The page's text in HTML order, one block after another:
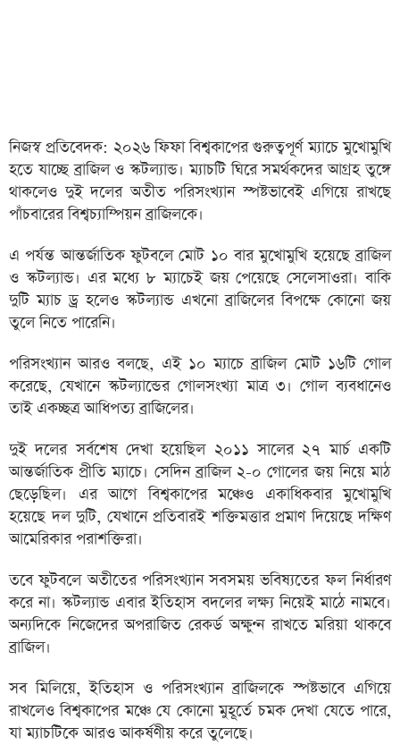
নিজস্ব প্রতিবেদক: ২০২৬ ফিফা বিশ্বকাপের গুরুত্বপূর্ণ ম্যাচে মুখোমুখি
হতে যাচ্ছে ব্রাজিল ও স্কটল্যান্ড। ম্যাচটি ঘিরে সমর্থকদের আগ্রহ তুঙ্গে
থাকলেও দুই দলের অতীত পরিসংখ্যান স্পষ্টভাবেই এগিয়ে রাখছে
পাঁচবারের বিশ্বচ্যাম্পিয়ন ব্রাজিলকে।
এ পর্যন্ত আন্তর্জাতিক ফুটবলে মোট ১০ বার মুখোমুখি হয়েছে ব্রাজিল
ও স্কটল্যান্ড। এর মধ্যে ৮ ম্যাচেই জয় পেয়েছে সেলেসাওরা। বাকি
দুটি ম্যাচ ড্র হলেও স্কটল্যান্ড এখনো ব্রাজিলের বিপক্ষে কোনো জয়
তুলে নিতে পারেনি।
পরিসংখ্যান আরও বলছে, এই ১০ ম্যাচে ব্রাজিল মোট ১৬টি গোল
করেছে, যেখানে স্কটল্যান্ডের গোলসংখ্যা মাত্র ৩। গোল ব্যবধানেও
তাই একচ্ছত্র আধিপত্য ব্রাজিলের।
দুই দলের সর্বশেষ দেখা হয়েছিল ২০১১ সালের ২৭ মার্চ একটি
আন্তর্জাতিক প্রীতি ম্যাচে। সেদিন ব্রাজিল ২-০ গোলের জয় নিয়ে মাঠ
ছেড়েছিল। এর আগে বিশ্বকাপের মঞ্চেও একাধিকবার মুখোমুখি
হয়েছে দল দুটি, যেখানে প্রতিবারই শক্তিমত্তার প্রমাণ দিয়েছে দক্ষিণ
আমেরিকার পরাশক্তিরা।
তবে ফুটবলে অতীতের পরিসংখ্যান সবসময় ভবিষ্যতের ফল নির্ধারণ
করে না। স্কটল্যান্ড এবার ইতিহাস বদলের লক্ষ্য নিয়েই মাঠে নামবে।
অন্যদিকে নিজেদের অপরাজিত রেকর্ড অক্ষুণ্ন রাখতে মরিয়া থাকবে
ব্রাজিল।
সব মিলিয়ে, ইতিহাস ও পরিসংখ্যান ব্রাজিলকে স্পষ্টভাবে এগিয়ে
রাখলেও বিশ্বকাপের মঞ্চে যে কোনো মুহূর্তে চমক দেখা যেতে পারে,
যা ম্যাচটিকে আরও আকর্ষণীয় করে তুলেছে।